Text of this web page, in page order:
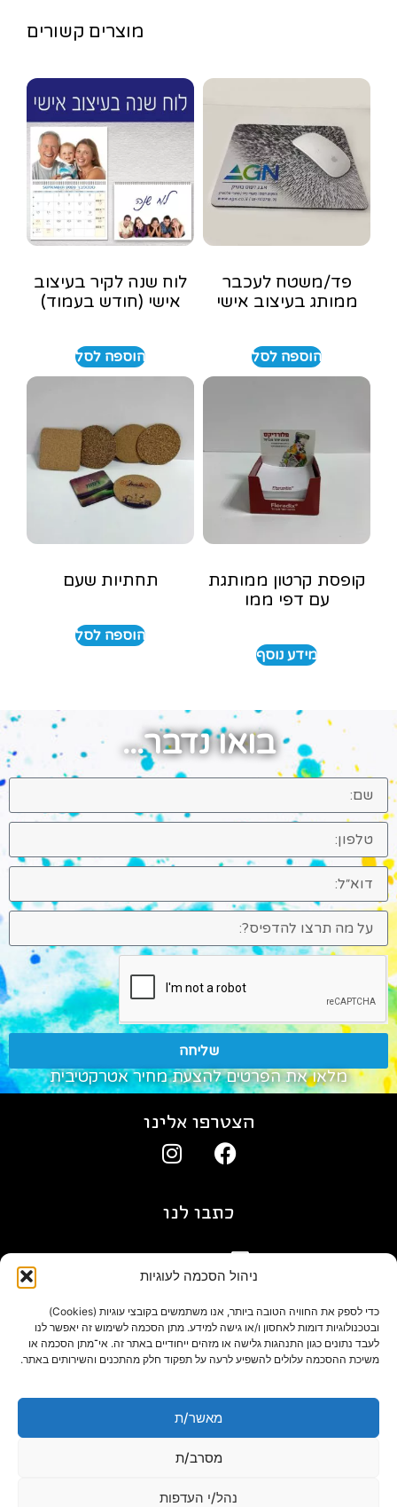
ניהול הסכמה לעוגיות
כדי לספק את החוויה הטובה ביותר, אנו משתמשים בקובצי עוגיות (Cookies)
ובטכנולוגיות דומות לאחסון ו/או גישה למידע. מתן הסכמה לשימוש זה יאפשר לנו
לעבד נתונים כגון התנהגות גלישה או מזהים ייחודיים באתר זה. אי־מתן הסכמה או
משיכת ההסכמה עלולים להשפיע לרעה על תפקוד חלק מהתכנים והשירותים באתר.
מאשר/ת
מסרב/ת
נהל/י העדפות
מוצרים קשורים
פד/משטח לעכבר
ממותג בעיצוב אישי
הוספה לסל
לוח שנה לקיר בעיצוב
אישי (חודש בעמוד)
הוספה לסל
קופסת קרטון ממותגת
עם דפי ממו
מידע נוסף
תחתיות שעם
הוספה לסל
בואו נדבר...
שליחה
מלאו את הפרטים להצעת מחיר אטרקטיבית
פרטי התקשרות
09-7412718
כתבו לנו
gil@agn.co.il
הצטרפו אלינו